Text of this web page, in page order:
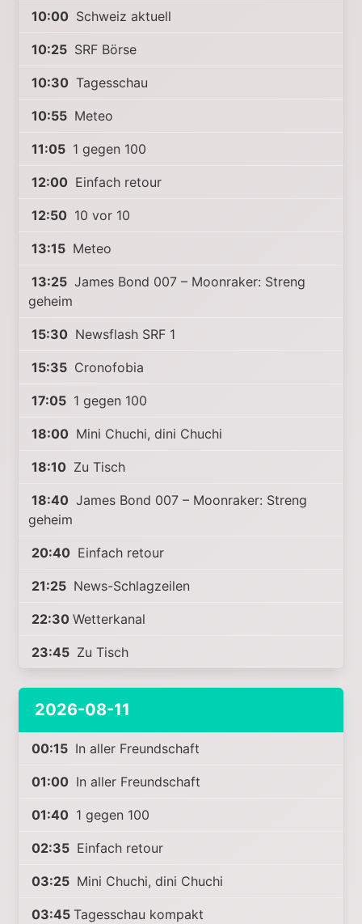
10:00 Schweiz aktuell
10:25 SRF Börse
10:30 Tagesschau
10:55 Meteo
11:05 1 gegen 100
12:00 Einfach retour
12:50 10 vor 10
13:15 Meteo
13:25 James Bond 007 – Moonraker: Streng
geheim
15:30 Newsflash SRF 1
15:35 Cronofobia
17:05 1 gegen 100
18:00 Mini Chuchi, dini Chuchi
18:10 Zu Tisch
18:40 James Bond 007 – Moonraker: Streng
geheim
20:40 Einfach retour
21:25 News-Schlagzeilen
22:30 Wetterkanal
23:45 Zu Tisch
2026-08-11
00:15 In aller Freundschaft
01:00 In aller Freundschaft
01:40 1 gegen 100
02:35 Einfach retour
03:25 Mini Chuchi, dini Chuchi
03:45 Tagesschau kompakt